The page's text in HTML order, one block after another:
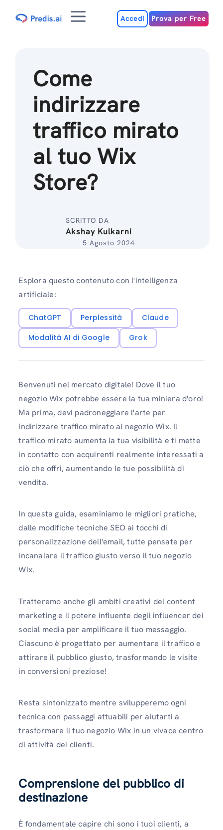
MenuAccedi Prova per Free
Come
indirizzare
traffico mirato
al tuo Wix
Store?
SCRITTO DA
Akshay Kulkarni
5 Agosto 2024
Esplora questo contenuto con l'intelligenza
artificiale:
ChatGPT Perplessità
Claude
Modalità AI di Google
Grok
Benvenuti nel mercato digitale! Dove il tuo
negozio Wix potrebbe essere la tua miniera d'oro!
Ma prima, devi padroneggiare l'arte per
indirizzare traffico mirato al negozio Wix. Il
traffico mirato aumenta la tua visibilità e ti mette
in contatto con acquirenti realmente interessati a
ciò che offri, aumentando le tue possibilità di
vendita.
In questa guida, esaminiamo le migliori pratiche,
dalle modifiche tecniche SEO ai tocchi di
personalizzazione dell'email, tutte pensate per
incanalare il traffico giusto verso il tuo negozio
Wix.
Tratteremo anche gli ambiti creativi del content
marketing e il potere influente degli influencer dei
social media per amplificare il tuo messaggio.
Ciascuno è progettato per aumentare il traffico e
attirare il pubblico giusto, trasformando le visite
in conversioni preziose!
Resta sintonizzato mentre svilupperemo ogni
tecnica con passaggi attuabili per aiutarti a
trasformare il tuo negozio Wix in un vivace centro
di attività dei clienti.
Comprensione del pubblico di
destinazione
È fondamentale capire chi sono i tuoi clienti, a